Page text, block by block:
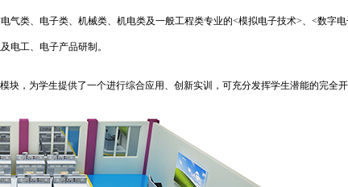
气类、电子类、机械类、机电类及一般工程类专业的<模拟电子技术> <数字
电工、电子产品研制。
块，为学生提供了一个进行综合应用、创新实训，可充分发挥学生潜能的完全开